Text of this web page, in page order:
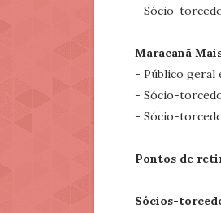
- Sócio-
Maracanã
- Público geral
- Sócio-
- Sócio-
Pontos de
Sócios-